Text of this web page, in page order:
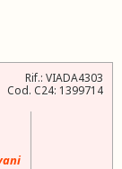
Rif.: VIADA4303
Cod. C24: 1399714